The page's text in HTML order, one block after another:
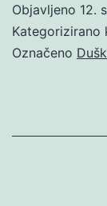
Objavljeno 12.
Kategorizirano
Označeno